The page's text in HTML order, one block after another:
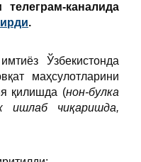
каналида
.
Ўзбекистонда
маҳсулотларини
қилишда (нон-булка
ишлаб чиқаришда,